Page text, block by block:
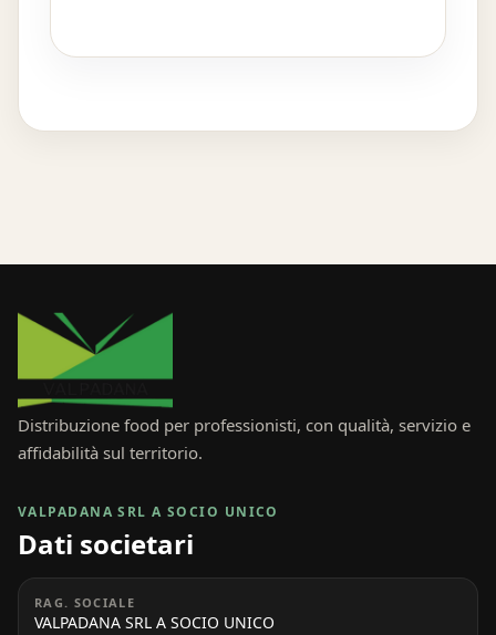
Distribuzione food per professionisti, con qualità, servizio e
affidabilità sul territorio.
VALPADANA SRL A SOCIO UNICO
Dati societari
RAG. SOCIALE
VALPADANA SRL A SOCIO UNICO